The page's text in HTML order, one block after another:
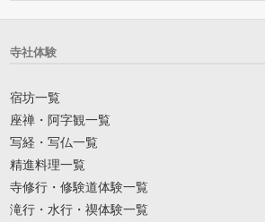
寺社体験
宿坊一覧
座禅・阿字観一覧
写経・写仏一覧
精進料理一覧
寺修行・修験道体験一覧
滝行・水行・禊体験一覧